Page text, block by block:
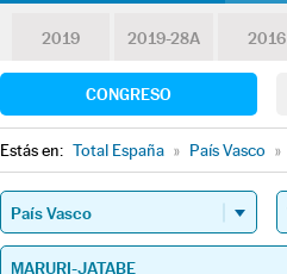
2019 2019-28A 2016
CONGRESO
Estás en: Total España » País Vasco »